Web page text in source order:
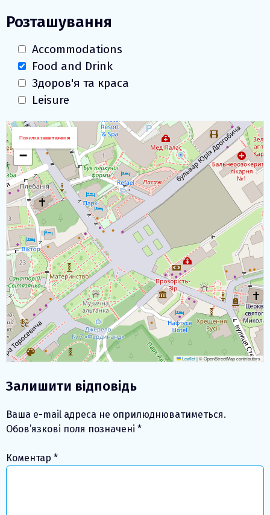
Розташування
Accommodations
Food and Drink
Здоров'я та краса
Leisure
Завантаження карти
+
−
Leaflet|© OpenStreetMap contributors
Помилка завантаження
Залишити відповідь
Ваша e-mail адреса не оприлюднюватиметься.
Обов’язкові поля позначені *
Коментар *